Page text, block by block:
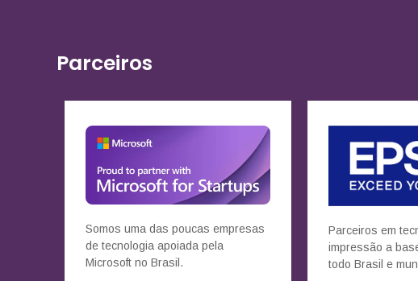
Parceiros
Somos uma das poucas empresas
de tecnologia apoiada pela
Microsoft no Brasil.
Parceiros em
impressão a
todo Brasil e